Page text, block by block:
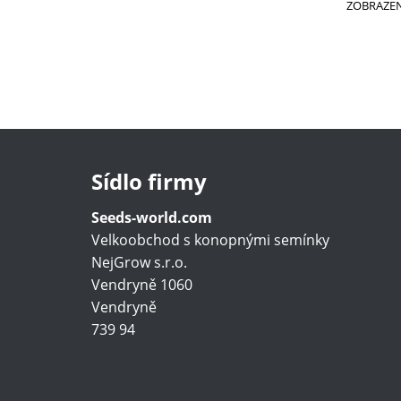
Sídlo firmy
Seeds-world.com
Velkoobchod s konopnými semínky
NejGrow s.r.o.
Vendryně 1060
Vendryně
739 94